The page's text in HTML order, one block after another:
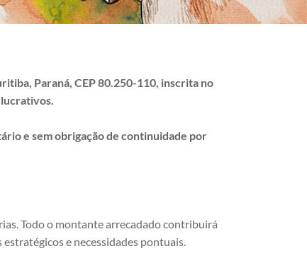
Paraná, CEP 80.250-110, inscrita no
lucrativos.
e sem obrigação de continuidade por
Todo o montante arrecadado contribuirá
e necessidades pontuais.